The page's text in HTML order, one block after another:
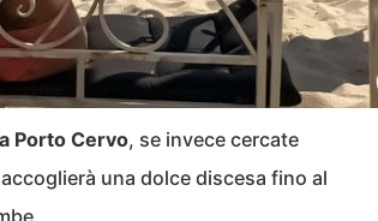
Porto Cervo, se invece cercate
una dolce discesa fino al